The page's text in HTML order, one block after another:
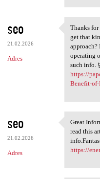
seo
21.02.2026
Adres
Thanks
Thanks
get that
approach?
operating
such info.
https://
Benefit-of-
seo
21.02.2026
Adres
Great
Great
read this
https://